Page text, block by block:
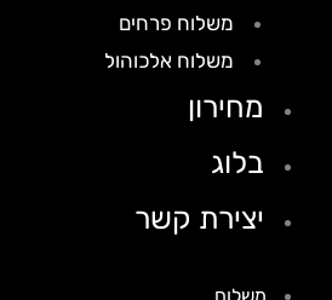
משלוח פרחים
משלוח אלכוהול
מחירון
בלוג
יצירת קשר